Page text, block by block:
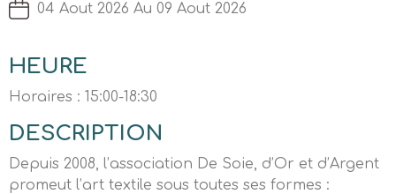
04 Aout 2026 Au 09 Aout 2026
HEURE
Horaires : 15:00-18:30
DESCRIPTION
Depuis 2008, l’association De Soie, d’Or et d’Argent
promeut l’art textile sous toutes ses formes :